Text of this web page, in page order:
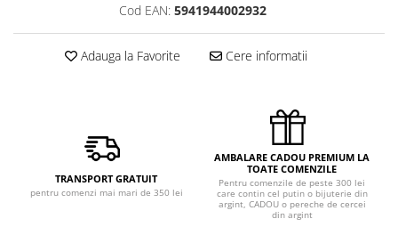
Cod EAN: 5941944002932
Adauga la Favorite Cere informatii
TRANSPORT GRATUIT
pentru comenzi mai mari de 350 lei
AMBALARE CADOU PREMIUM LA
TOATE COMENZILE
Pentru comenzile de peste 300 lei
care contin cel putin o bijuterie din
argint, CADOU o pereche de cercei
din argint